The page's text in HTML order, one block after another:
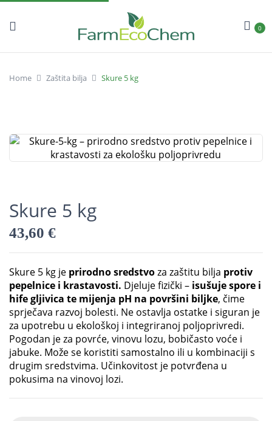
0
Home Zaštita bilja Skure 5 kg
Skure 5 kg
43,60 €
Skure 5 kg je prirodno sredstvoza zaštitu bilja protiv
pepelnice i krastavosti. Djeluje fizički – isušuje spore i
hife gljivica te mijenja pH na površini biljke, čime
sprječava razvoj bolesti. Ne ostavlja ostatke i siguran je
za upotrebu u ekološkoj i integriranoj poljoprivredi.
Pogodan je za povrće, vinovu lozu, bobičasto voće i
jabuke. Može se koristiti samostalno ili u kombinaciji s
drugim sredstvima. Učinkovitost je potvrđena u
pokusima na vinovoj lozi.